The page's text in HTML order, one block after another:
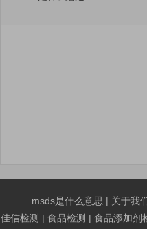
msds是什么意思 | 关于我
佳信检测 | 食品检测 | 食品添加剂